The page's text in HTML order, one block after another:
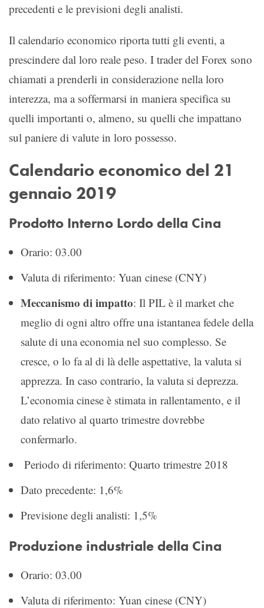
precedenti e le previsioni degli analisti.
Il calendario economico riporta tutti gli eventi, a
prescindere dal loro reale peso. I trader del Forex sono
chiamati a prenderli in considerazione nella loro
interezza, ma a soffermarsi in maniera specifica su
quelli importanti o, almeno, su quelli che impattano
sul paniere di valute in loro possesso.
Calendario economico del 21
gennaio 2019
Prodotto Interno Lordo della Cina
Orario: 03.00
Valuta di riferimento: Yuan cinese (CNY)
Meccanismo di impatto: Il PIL è il market che
meglio di ogni altro offre una istantanea fedele della
salute di una economia nel suo complesso. Se
cresce, o lo fa al di là delle aspettative, la valuta si
apprezza. In caso contrario, la valuta si deprezza.
L’economia cinese è stimata in rallentamento, e il
dato relativo al quarto trimestre dovrebbe
confermarlo.
Periodo di riferimento: Quarto trimestre 2018
Dato precedente: 1,6%
Previsione degli analisti: 1,5%
Produzione industriale della Cina
Orario: 03.00
Valuta di riferimento: Yuan cinese (CNY)